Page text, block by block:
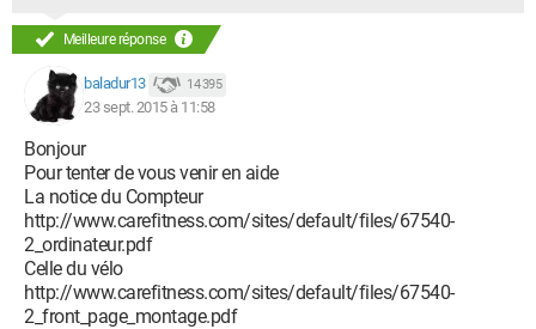
Meilleure réponse
baladur13 14 395
23 sept. 2015 à 11:58
Bonjour
Pour tenter de vous venir en aide
La notice du Compteur
http://www.carefitness.com/sites/default/files/67540-
2_ordinateur.pdf
Celle du vélo
http://www.carefitness.com/sites/default/files/67540-
2_front_page_montage.pdf